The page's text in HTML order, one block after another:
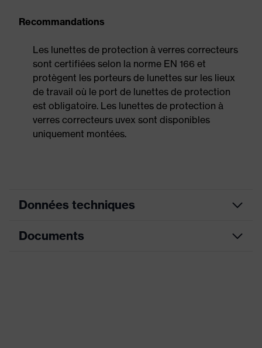
Recommandations
Les lunettes de protection à verres correcteurs
sont certifiées selon la norme EN 166 et
protègent les porteurs de lunettes sur les lieux
de travail où le port de lunettes de protection
est obligatoire. Les lunettes de protection à
verres correcteurs uvex sont disponibles
uniquement montées.
Données techniques
Couleur marketing
Documents